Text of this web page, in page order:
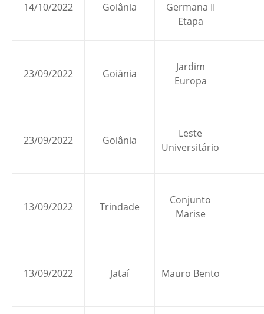
14/10/2022 Goiânia
Germana II
Etapa
23/09/2022 Goiânia
Jardim
Europa
23/09/2022 Goiânia
Leste
Universitário
13/09/2022 Trindade
Conjunto
Marise
13/09/2022 Jataí Mauro Bento